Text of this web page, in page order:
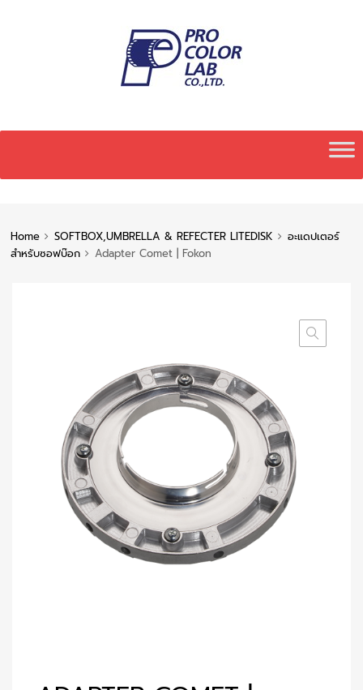
content
Home SOFTBOX,UMBRELLA & REFECTER LITEDISK
อะแดปเตอร์
สำหรับซอฟบ๊อก
Adapter Comet | Fokon